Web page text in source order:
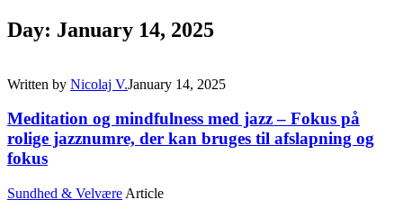
Day: January 14, 2025
Written by Nicolaj V.January 14, 2025
Meditation og mindfulness med jazz – Fokus på
rolige jazznumre, der kan bruges til afslapning og
fokus
Sundhed & Velvære Article